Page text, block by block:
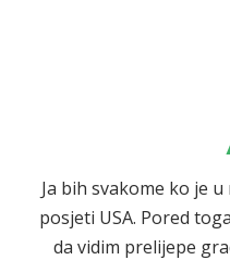
Ja bih svakome ko je
posjeti USA. Pored
da vidim prelijepe